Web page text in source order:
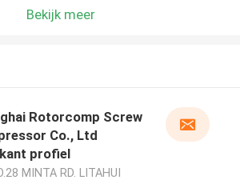
Bekijk meer
Rotorcomp Screw
Co., Ltd
profiel
MINTA RD. LITAHUI